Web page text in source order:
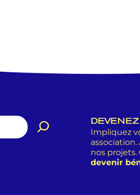
Impliquez
nos projets.
devenir